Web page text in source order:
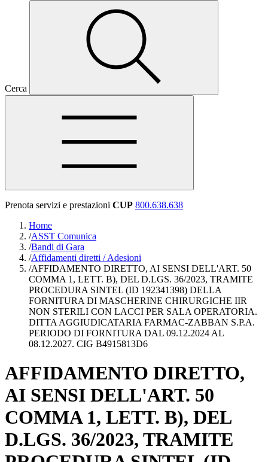
Cerca
Prenota servizi e prestazioni CUP 800.638.638
Home
/ASST Comunica
/Bandi di Gara
/Affidamenti diretti / Adesioni
/AFFIDAMENTO DIRETTO, AI SENSI DELL'ART. 50
COMMA 1, LETT. B), DEL D.LGS. 36/2023, TRAMITE
PROCEDURA SINTEL (ID 192341398) DELLA
FORNITURA DI MASCHERINE CHIRURGICHE IIR
NON STERILI CON LACCI PER SALA OPERATORIA.
DITTA AGGIUDICATARIA FARMAC-ZABBAN S.P.A.
PERIODO DI FORNITURA DAL 09.12.2024 AL
08.12.2027. CIG B4915813D6
AFFIDAMENTO DIRETTO,
AI SENSI DELL'ART. 50
COMMA 1, LETT. B), DEL
D.LGS. 36/2023, TRAMITE